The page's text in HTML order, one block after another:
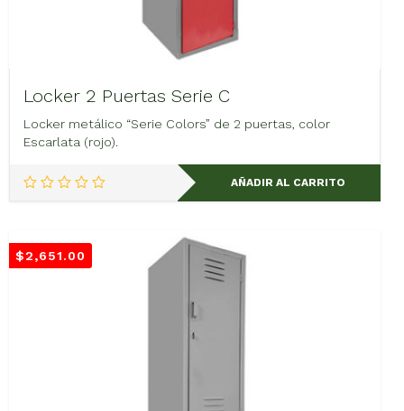
Locker 2 Puertas Serie C
Locker metálico “Serie Colors” de 2 puertas, color
Escarlata (rojo).
AÑADIR AL CARRITO
$2,651.00